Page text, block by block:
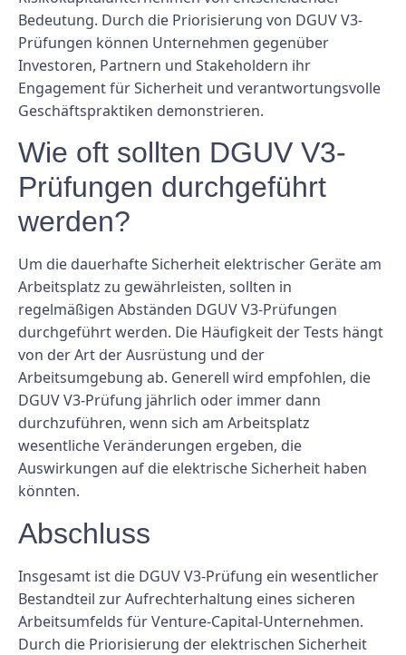
Bedeutung. Durch die Priorisierung von DGUV V3-
Prüfungen können Unternehmen gegenüber
Investoren, Partnern und Stakeholdern ihr
Engagement für Sicherheit und verantwortungsvolle
Geschäftspraktiken demonstrieren.
Wie oft sollten DGUV V3-
Prüfungen durchgeführt
werden?
Um die dauerhafte Sicherheit elektrischer Geräte am
Arbeitsplatz zu gewährleisten, sollten in
regelmäßigen Abständen DGUV V3-Prüfungen
durchgeführt werden. Die Häufigkeit der Tests hängt
von der Art der Ausrüstung und der
Arbeitsumgebung ab. Generell wird empfohlen, die
DGUV V3-Prüfung jährlich oder immer dann
durchzuführen, wenn sich am Arbeitsplatz
wesentliche Veränderungen ergeben, die
Auswirkungen auf die elektrische Sicherheit haben
könnten.
Abschluss
Insgesamt ist die DGUV V3-Prüfung ein wesentlicher
Bestandteil zur Aufrechterhaltung eines sicheren
Arbeitsumfelds für Venture-Capital-Unternehmen.
Durch die Priorisierung der elektrischen Sicherheit